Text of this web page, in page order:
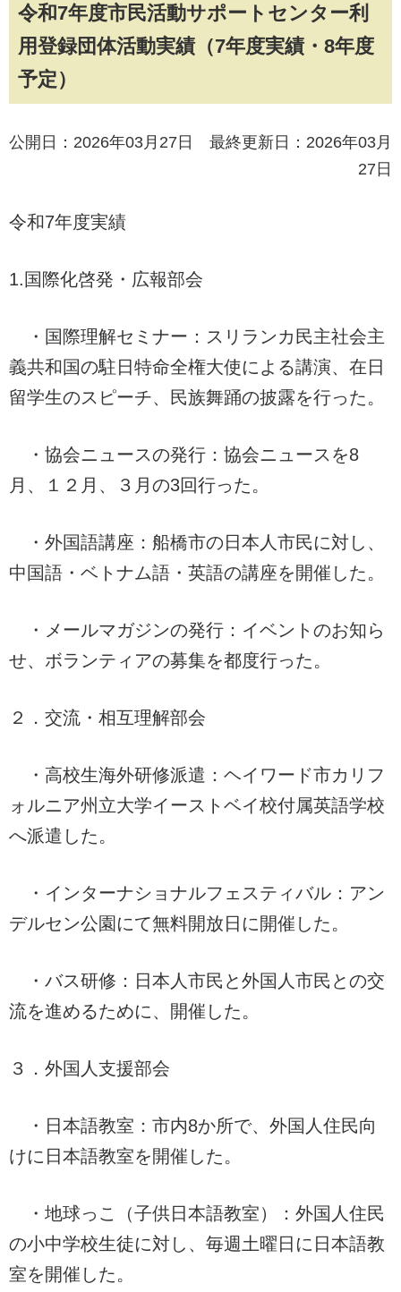
令和7年度市民活動サポートセンター利
用登録団体活動実績（7年度実績・8年度
予定）
公開日：2026年03月27日 最終更新日：2026年03月
27日
令和7年度実績
1.国際化啓発・広報部会
・国際理解セミナー：スリランカ民主社会主
義共和国の駐日特命全権大使による講演、在日
留学生のスピーチ、民族舞踊の披露を行った。
・協会ニュースの発行：協会ニュースを8
月、１２月、３月の3回行った。
・外国語講座：船橋市の日本人市民に対し、
中国語・ベトナム語・英語の講座を開催した。
・メールマガジンの発行：イベントのお知ら
せ、ボランティアの募集を都度行った。
２．交流・相互理解部会
・高校生海外研修派遣：ヘイワード市カリフ
ォルニア州立大学イーストベイ校付属英語学校
へ派遣した。
・インターナショナルフェスティバル：アン
デルセン公園にて無料開放日に開催した。
・バス研修：日本人市民と外国人市民との交
流を進めるために、開催した。
３．外国人支援部会
・日本語教室：市内8か所で、外国人住民向
けに日本語教室を開催した。
・地球っこ（子供日本語教室）：外国人住民
の小中学校生徒に対し、毎週土曜日に日本語教
室を開催した。